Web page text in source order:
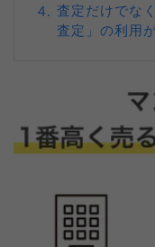
4. 査定だけでな
査定」の利用